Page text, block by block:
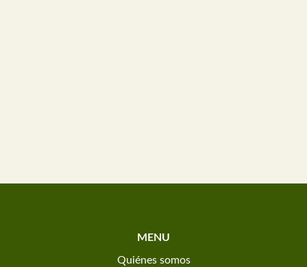
MENU
Quiénes somos